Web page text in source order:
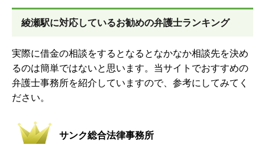
綾瀬駅に対応しているお勧めの弁護士ランキング
実際に借金の相談をするとなるとなかなか相談先を決め
るのは簡単ではないと思います。当サイトでおすすめの
弁護士事務所を紹介していますので、参考にしてみてく
ださい。
サンク総合法律事務所